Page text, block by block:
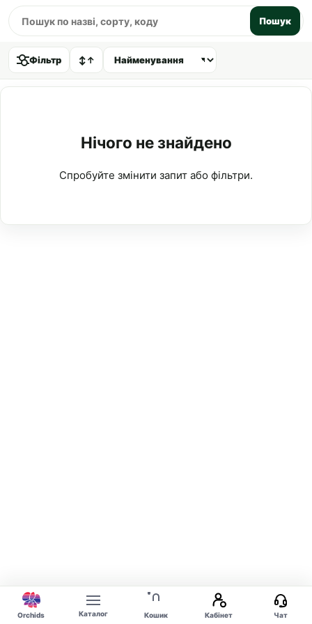
Пошук
Фільтр ↕↑
Нічого не знайдено
Спробуйте змінити запит або фільтри.
Orchids Каталог Кошик Кабінет Чат